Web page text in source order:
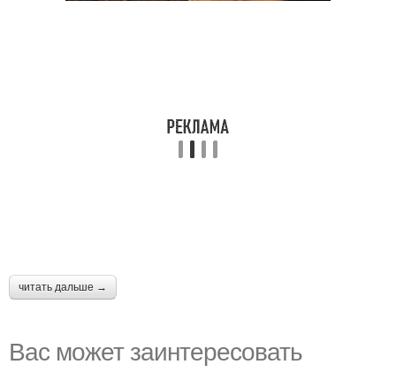
читать дальше →
Вас может заинтересовать